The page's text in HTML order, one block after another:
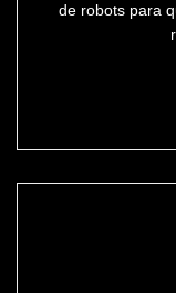
de robots para